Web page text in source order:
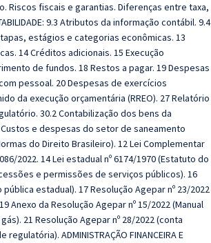
Riscos fiscais e garantias. Diferenças entre taxa,
9.3 Atributos da informação contábil. 9.4
estágios e categorias econômicas. 13
14 Créditos adicionais. 15 Execução
de fundos. 18 Restos a pagar. 19 Despesas
pessoal. 20 Despesas de exercícios
da execução orçamentária (RREO). 27 Relatório
30.2 Contabilização dos bens da
e despesas do setor de saneamento
do Direito Brasileiro). 12 Lei Complementar
2022. 14 Lei estadual nº 6174/1970 (Estatuto do
e permissões de serviços públicos). 16
estadual). 17 Resolução Agepar nº 23/2022
Anexo da Resolução Agepar nº 15/2022 (Manual
21 Resolução Agepar nº 28/2022 (conta
ADMINISTRAÇÃO FINANCEIRA E